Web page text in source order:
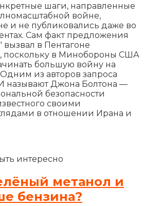
шаги, направленные
войне,
и не публиковались даже во
Сам факт предложения
в Пентагоне
поскольку в Минобороны США
большую войну на
из авторов запроса
называют Джона Болтона —
безопасности
своими
в отношении Ирана и
интересно
метанол и
бензина?